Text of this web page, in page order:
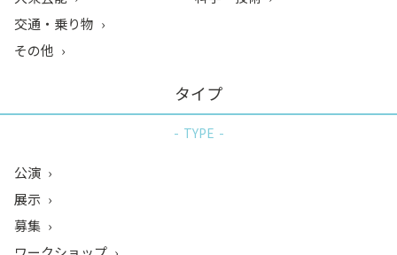
交通・乗り物
その他
タイプ
TYPE
公演
展示
募集